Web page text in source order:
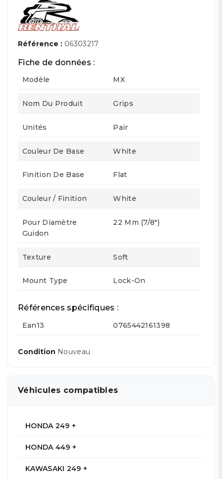
Référence : 06303217
Fiche de données :
Modèle MX
Nom Du Produit Grips
Unités Pair
Couleur De Base White
Finition De Base Flat
Couleur / Finition White
Pour Diamètre
Guidon
22 Mm (7/8")
Texture Soft
Mount Type Lock-On
Références spécifiques :
Ean13 0765442161398
Condition Nouveau
Véhicules compatibles
HONDA 249 +
HONDA 449 +
KAWASAKI 249 +